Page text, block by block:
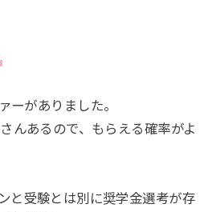
がありました。
んあるので、もらえる確率がよ
と受験とは別に奨学金選考が存